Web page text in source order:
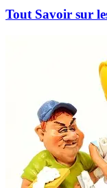
Tout Savoir sur